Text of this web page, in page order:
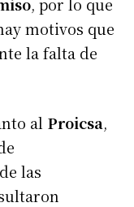
motivos que
la falta de
al Proicsa,
las